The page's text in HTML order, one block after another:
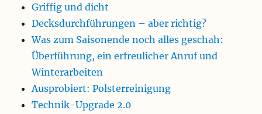
Griffig und dicht
Decksdurchführungen – aber richtig?
Was zum Saisonende noch alles geschah:
Überführung, ein erfreulicher Anruf und
Winterarbeiten
Ausprobiert: Polsterreinigung
Technik-Upgrade 2.0